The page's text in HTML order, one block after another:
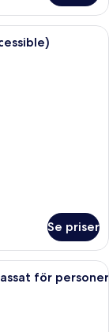
två sängar, ett
Se priser
med en stor
för personer